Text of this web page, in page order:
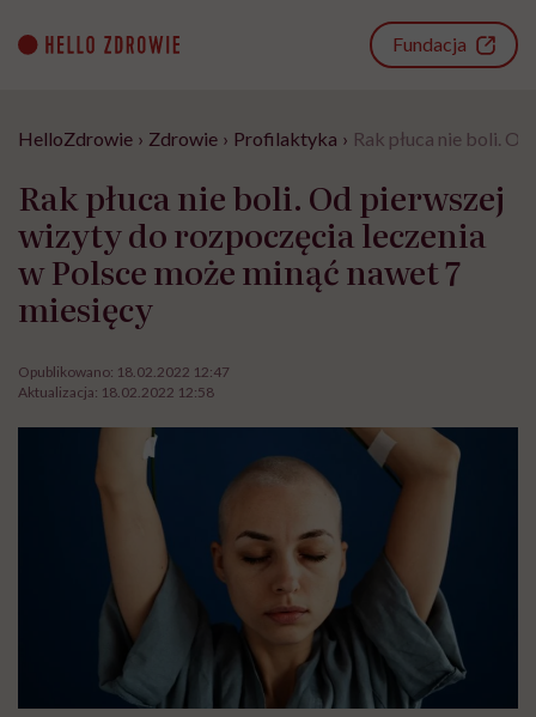
content
Fundacja
HelloZdrowie › Zdrowie › Profilaktyka › Rak płuca nie boli.
Rak płuca nie boli. Od pierwszej
wizyty do rozpoczęcia leczenia
w Polsce może minąć nawet 7
miesięcy
Opublikowano: 18.02.2022 12:47
Aktualizacja: 18.02.2022 12:58